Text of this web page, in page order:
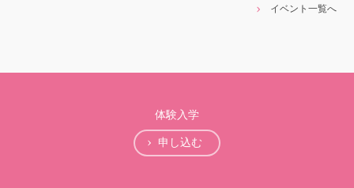
イベント一覧へ
体験入学
申し込む